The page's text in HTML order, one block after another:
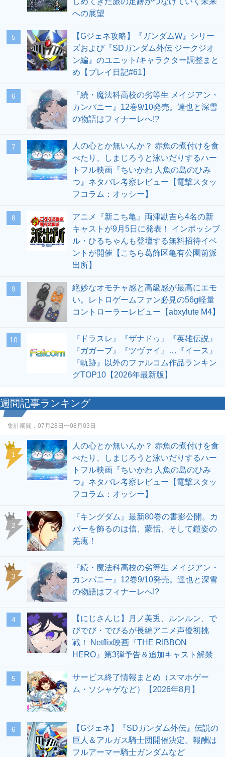
への展望
5
【Gジェネ攻略】『ガンダムW』シリー
ズおよび『SDガンダム外伝 ジークジオ
ン編』のユニット/キャラクター調整まと
め【プレイ日記#61】
6
『続・魔法科高校の劣等生 メイジアン・
カンパニー』12巻9/10発売。達也と深雪
の物語はフィナーレへ!?
7
人の心とか無いんか？ 赤魚の煮付けを食
べたり、しまじろうと泳いだりするハー
トフル映画『ちいかわ 人魚の島のひみ
つ』ネタバレ考察レビュー【電撃スタッ
フコラム：オッシー】
8
アニメ『新こち亀』両津勘吉ら4名の新
キャストが9月5日に発表！ インポッシブ
ル・ひるちゃんも登壇する無料招待イベ
ントが開催【こちら葛飾区亀有公園前派
出所】
9
絶妙なオモチャ感と高級感が最高にエモ
い。レトロゲームファン必見の56g軽量
コントローラーレビュー【abxylute M4】
10
『ドラスレ』『ザナドゥ』『英雄伝説』
『ガガーブ』『ツヴァイ』…『イース』
『軌跡』以外のファルコム作品ランキン
グTOP10【2026年最新版】
週間記事ランキング
集計期間： 07月28日〜08月03日
1
人の心とか無いんか？ 赤魚の煮付けを食
べたり、しまじろうと泳いだりするハー
トフル映画『ちいかわ 人魚の島のひみ
つ』ネタバレ考察レビュー【電撃スタッ
フコラム：オッシー】
2
『キングダム』最新80巻の書影公開。カ
バーを飾るのは信、蒙恬、そして鎧姿の
羌瘣！
3
『続・魔法科高校の劣等生 メイジアン・
カンパニー』12巻9/10発売。達也と深雪
の物語はフィナーレへ!?
4
【にじさんじ】月ノ美兎、ルンルン、で
びでび・でびるが長編アニメ声優初挑
戦！ Netflix映画『THE RIBBON
HERO』第3弾予告＆追加キャスト解禁
5
サービス終了情報まとめ（スマホゲー
ム・ソシャゲなど）【2026年8月】
6
【Gジェネ】『SDガンダム外伝』伝説の
巨人＆アルガス騎士団開催決定。報酬は
フルアーマー騎士ガンダムなど